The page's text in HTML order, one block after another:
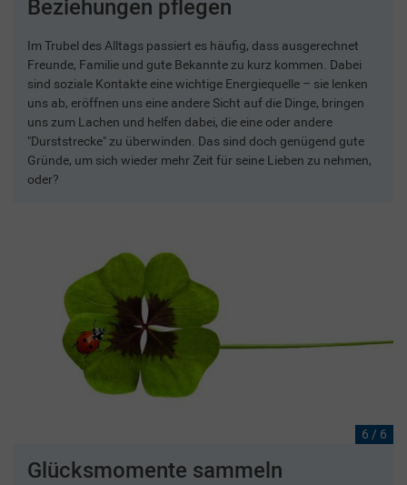
Beziehungen pflegen
Im Trubel des Alltags passiert es häufig, dass ausgerechnet
Freunde, Familie und gute Bekannte zu kurz kommen. Dabei
sind soziale Kontakte eine wichtige Energiequelle – sie lenken
uns ab, eröffnen uns eine andere Sicht auf die Dinge, bringen
uns zum Lachen und helfen dabei, die eine oder andere
"Durststrecke" zu überwinden. Das sind doch genügend gute
Gründe, um sich wieder mehr Zeit für seine Lieben zu nehmen,
oder?
6 / 6
Glücksmomente sammeln